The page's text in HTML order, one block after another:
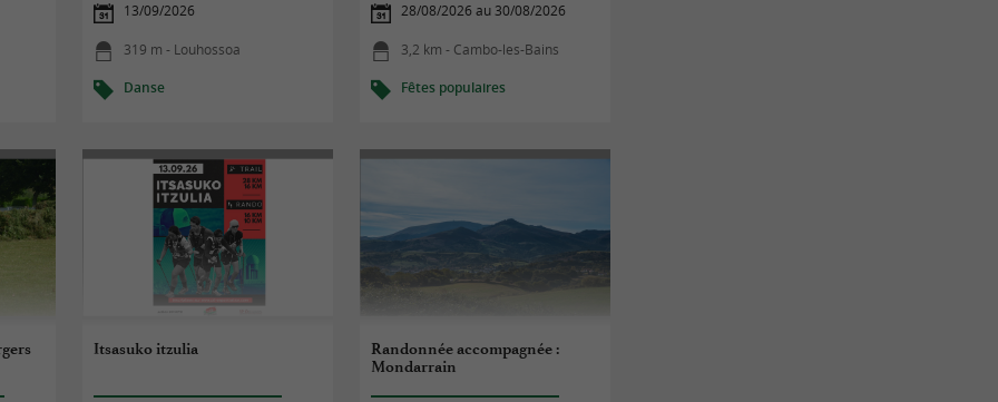
13/09/2026
319 m - Louhossoa
Danse
28/08/2026 au 30/08/2026
3,2 km - Cambo-les-Bains
Fêtes populaires
Itsasuko itzulia
Randonnée accompagnée :
Mondarrain